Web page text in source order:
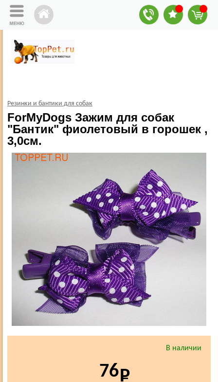
Резинки и бантики для собак
ForMyDogs Зажим для собак
"Бантик" фиолетовый в горошек ,
3,0см.
В наличии
76